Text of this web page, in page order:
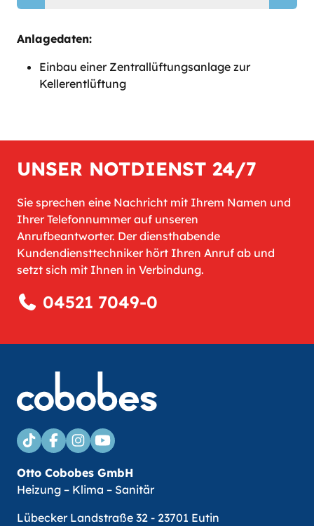
Anlagedaten:
Einbau einer Zentrallüftungsanlage zur
Kellerentlüftung
UNSER NOTDIENST 24/7
Sie sprechen eine Nachricht mit Ihrem Namen und
Ihrer Telefonnummer auf unseren
Anrufbeantworter. Der diensthabende
Kundendiensttechniker hört Ihren Anruf ab und
setzt sich mit Ihnen in Verbindung.
04521 7049-0
Otto Cobobes GmbH
Heizung – Klima – Sanitär
Lübecker Landstraße 32 - 23701 Eutin